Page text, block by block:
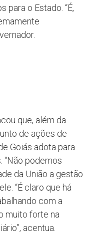
o Estado. “É,
que, além da
de ações de
Goiás adota para
“Não podemos
da União a gestão
“É claro que há
com a
muito forte na
acentua.